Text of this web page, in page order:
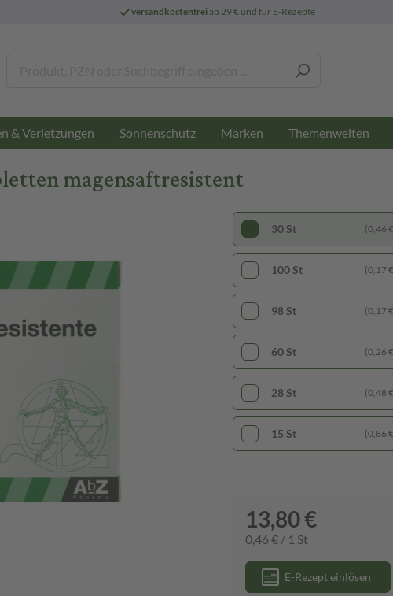
versandkostenfreiab 29 € und für E-Rezepte
& Verletzungen Sonnenschutz Marken Themenwelten
magensaftresistent
100 St (0,17
98 St (0,17
60 St (0,26
30 St (0,46
28 St (0,48
15 St (0,86
13,80 €
0,46 € / 1 St
E-Rezept einlösen